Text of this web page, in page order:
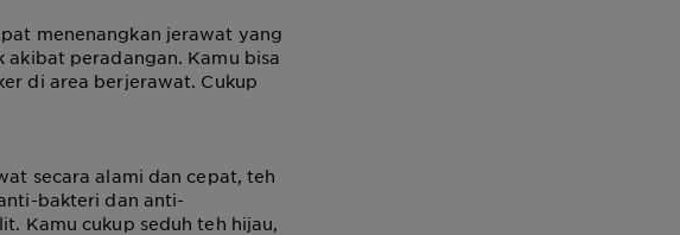
menenangkan jerawat yang
akibat peradangan. Kamu bisa
di area berjerawat. Cukup
secara alami dan cepat, teh
bakteri dan anti-
Kamu cukup seduh teh hijau,